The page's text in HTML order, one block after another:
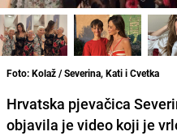
Foto: Kolaž / Severina, Kati i Cvetka
Hrvatska pjevačica
objavila je video koji je